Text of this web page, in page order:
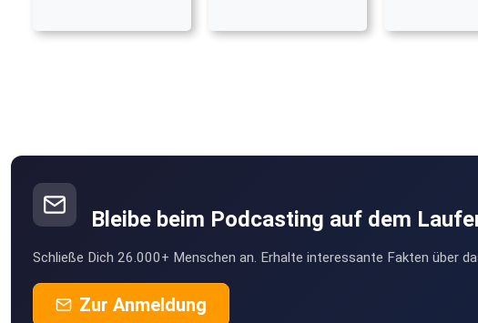
Bleibe beim Podcasting auf dem
Schließe Dich 26.000+ Menschen an. Erhalte interessante Fakten über
Zur Anmeldung